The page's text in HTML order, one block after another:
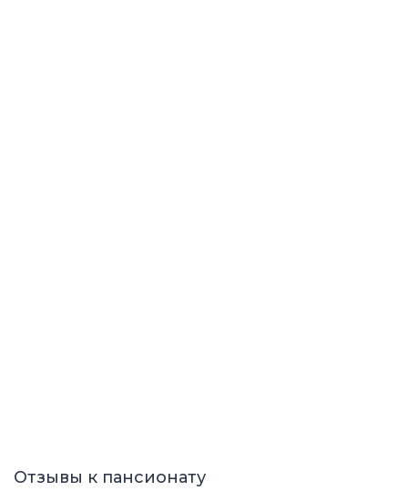
Отзывы к пансионату